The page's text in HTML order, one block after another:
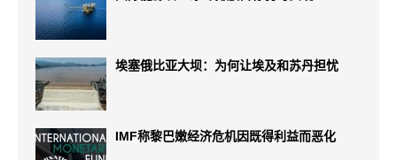
埃塞俄比亚大坝：为何让埃及和苏丹担忧
IMF称黎巴嫩经济危机因既得利益而恶化